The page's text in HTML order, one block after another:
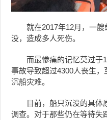
就在2017年12月，一
没，造成多人死伤。
而最惨痛的记忆莫过于
事故导致超过4300人丧生
沉船灾难。
目前，船只沉没的具体
调查。对于那些仍在等待失